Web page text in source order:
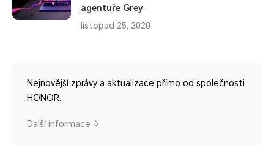
agentuře Grey
listopad 25, 2020
Nejnovější zprávy a aktualizace přímo od společnosti
HONOR.
Další informace